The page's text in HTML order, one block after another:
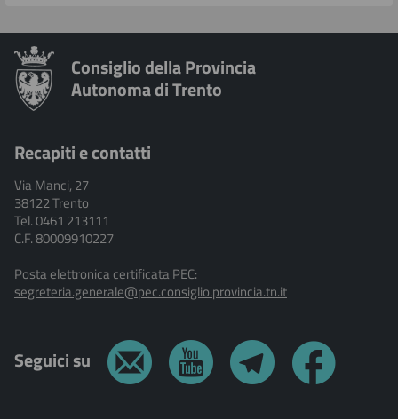
Consiglio della Provincia
Autonoma di Trento
Recapiti e contatti
Via Manci, 27
38122 Trento
Tel. 0461 213111
C.F. 80009910227
Posta elettronica certificata PEC:
segreteria.generale@pec.consiglio.provincia.tn.it
Seguici su